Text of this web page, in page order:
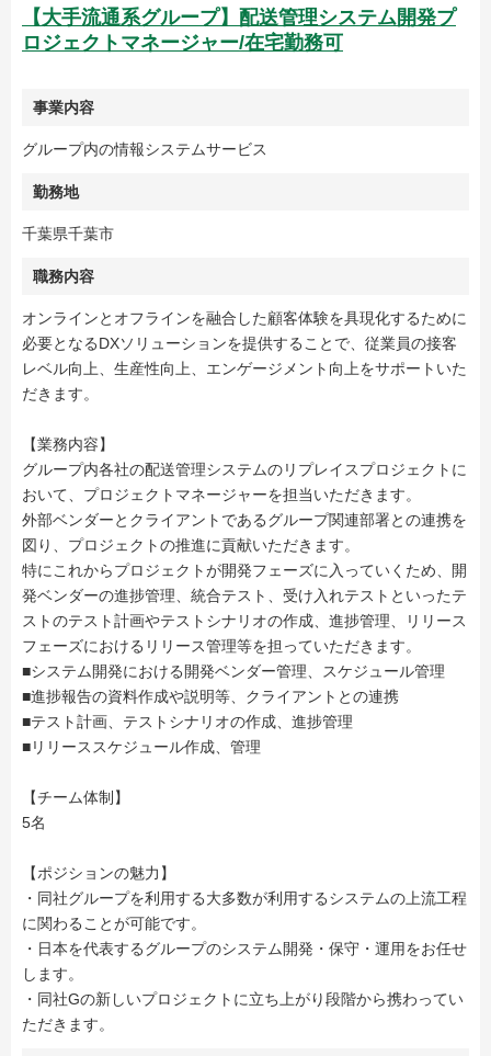
【大手流通系グループ】配送管理システム開発プ
ロジェクトマネージャー/在宅勤務可
事業内容
グループ内の情報システムサービス
勤務地
千葉県千葉市
職務内容
オンラインとオフラインを融合した顧客体験を具現化するために
必要となるDXソリューションを提供することで、従業員の接客
レベル向上、生産性向上、エンゲージメント向上をサポートいた
だきます。
【業務内容】
グループ内各社の配送管理システムのリプレイスプロジェクトに
おいて、プロジェクトマネージャーを担当いただきます。
外部ベンダーとクライアントであるグループ関連部署との連携を
図り、プロジェクトの推進に貢献いただきます。
特にこれからプロジェクトが開発フェーズに入っていくため、開
発ベンダーの進捗管理、統合テスト、受け入れテストといったテ
ストのテスト計画やテストシナリオの作成、進捗管理、リリース
フェーズにおけるリリース管理等を担っていただきます。
■システム開発における開発ベンダー管理、スケジュール管理
■進捗報告の資料作成や説明等、クライアントとの連携
■テスト計画、テストシナリオの作成、進捗管理
■リリーススケジュール作成、管理
【チーム体制】
5名
【ポジションの魅力】
・同社グループを利用する大多数が利用するシステムの上流工程
に関わることが可能です。
・日本を代表するグループのシステム開発・保守・運用をお任せ
します。
・同社Gの新しいプロジェクトに立ち上がり段階から携わってい
ただきます。